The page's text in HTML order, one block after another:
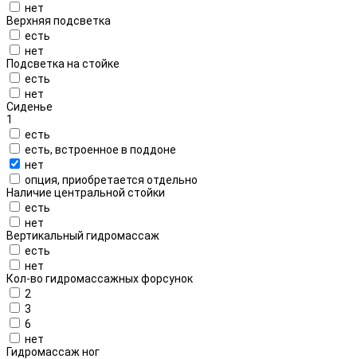
нет
Верхняя подсветка
есть
нет
Подсветка на стойке
есть
нет
Сиденье
1
есть
есть, встроенное в поддоне
нет
опция, приобретается отдельно
Наличие центральной стойки
есть
нет
Вертикальный гидромассаж
есть
нет
Кол-во гидромассажных форсунок
2
3
6
нет
Гидромассаж ног